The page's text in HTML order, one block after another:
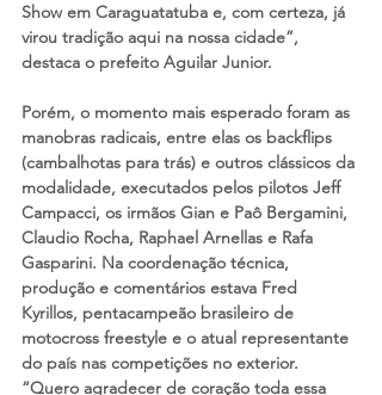
Show em Caraguatatuba e, com certeza, já
virou tradição aqui na nossa cidade”,
destaca o prefeito Aguilar Junior.
Porém, o momento mais esperado foram as
manobras radicais, entre elas os backflips
(cambalhotas para trás) e outros clássicos da
modalidade, executados pelos pilotos Jeff
Campacci, os irmãos Gian e Paô Bergamini,
Claudio Rocha, Raphael Arnellas e Rafa
Gasparini. Na coordenação técnica,
produção e comentários estava Fred
Kyrillos, pentacampeão brasileiro de
motocross freestyle e o atual representante
do país nas competições no exterior.
“Quero agradecer de coração toda essa